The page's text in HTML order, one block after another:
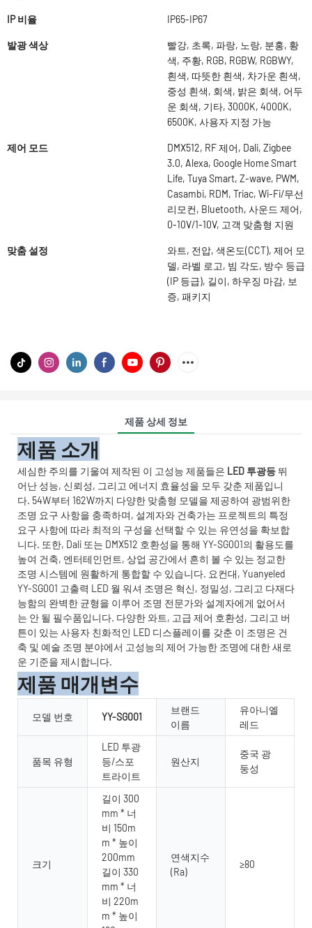
IP 비율 IP65-IP67
발광 색상
빨강, 초록, 파랑, 노랑, 분홍, 황
색, 주황, RGB, RGBW, RGBWY,
흰색, 따뜻한 흰색, 차가운 흰색,
중성 흰색, 회색, 밝은 회색, 어두
운 회색, 기타, 3000K, 4000K,
6500K, 사용자 지정 가능
제어 모드
DMX512, RF 제어, Dali, Zigbee
3.0, Alexa, Google Home Smart
Life, Tuya Smart, Z-wave, PWM,
Casambi, RDM, Triac, Wi-Fi/무선
리모컨, Bluetooth, 사운드 제어,
0-10V/1-10V, 고객 맞춤형 지원
맞춤 설정
와트, 전압, 색온도(CCT), 제어 모
델, 라벨 로고, 빔 각도, 방수 등급
(IP 등급), 길이, 하우징 마감, 보
증, 패키지
제품 상세 정보
제품 소개
세심한 주의를 기울여 제작된 이 고성능 제품들은 LED 투광등 뛰
어난 성능, 신뢰성, 그리고 에너지 효율성을 모두 갖춘 제품입니
다. 54W부터 162W까지 다양한 맞춤형 모델을 제공하여 광범위한
조명 요구 사항을 충족하며, 설계자와 건축가는 프로젝트의 특정
요구 사항에 따라 최적의 구성을 선택할 수 있는 유연성을 확보합
니다. 또한, Dali 또는 DMX512 호환성을 통해 YY-SG001의 활용도를
높여 건축, 엔터테인먼트, 상업 공간에서 흔히 볼 수 있는 정교한
조명 시스템에 원활하게 통합할 수 있습니다. 요컨대, Yuanyeled
YY-SG001 고출력 LED 월 워셔 조명은 혁신, 정밀성, 그리고 다재다
능함의 완벽한 균형을 이루어 조명 전문가와 설계자에게 없어서
는 안 될 필수품입니다. 다양한 와트, 고급 제어 호환성, 그리고 버
튼이 있는 사용자 친화적인 LED 디스플레이를 갖춘 이 조명은 건
축 및 예술 조명 분야에서 고성능의 제어 가능한 조명에 대한 새로
운 기준을 제시합니다.
제품 매개변수
모델 번호 YY-SG001
브랜드
이름
유아니엘
레드
품목 유형
LED 투광
등/스포
트라이트
원산지
중국 광
둥성
크기
길이 300
mm * 너
비 150m
m * 높이
200mm
길이 330
mm * 너
비 220m
m * 높이
연색지수
(Ra)
≥80